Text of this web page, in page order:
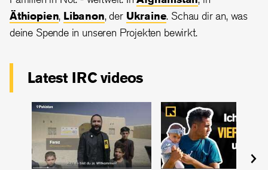
Äthiopien, Libanon, der Ukraine. Schau dir an, was
deine Spende in unseren Projekten bewirkt.
Latest IRC videos